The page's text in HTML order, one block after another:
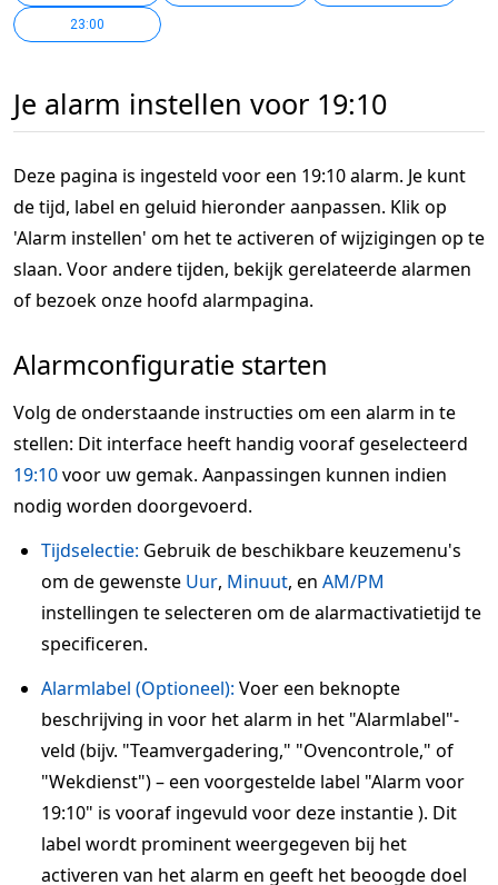
23:00
Je alarm instellen voor 19:10
Deze pagina is ingesteld voor een 19:10 alarm. Je kunt
de tijd, label en geluid hieronder aanpassen. Klik op
'Alarm instellen' om het te activeren of wijzigingen op te
slaan. Voor andere tijden, bekijk gerelateerde alarmen
of bezoek onze hoofd alarmpagina.
Alarmconfiguratie starten
Volg de onderstaande instructies om een alarm in te
stellen: Dit interface heeft handig vooraf geselecteerd
19:10voor uw gemak. Aanpassingen kunnen indien
nodig worden doorgevoerd.
Tijdselectie: Gebruik de beschikbare keuzemenu's
om de gewenste Uur, Minuut, en AM/PM
instellingen te selecteren om de alarmactivatietijd te
specificeren.
Alarmlabel (Optioneel): Voer een beknopte
beschrijving in voor het alarm in het "Alarmlabel"-
veld (bijv. "Teamvergadering," "Ovencontrole," of
"Wekdienst") – een voorgestelde label "Alarm voor
19:10" is vooraf ingevuld voor deze instantie ). Dit
label wordt prominent weergegeven bij het
activeren van het alarm en geeft het beoogde doel